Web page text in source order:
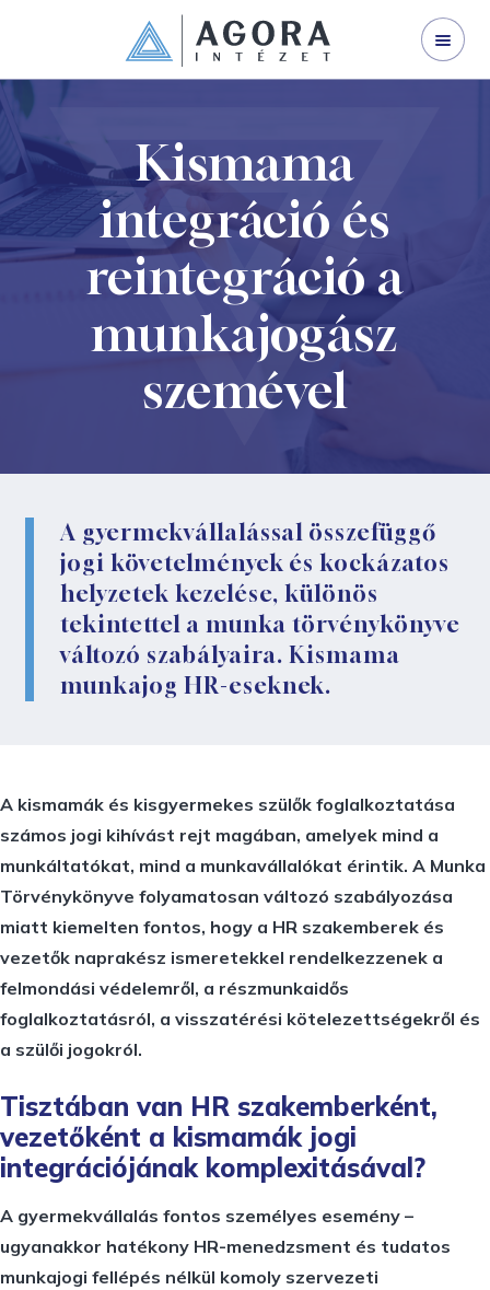
WEBINÁRJAINK
SZERVEZETFEJLESZTÉS
VEZETŐFEJLESZTÉS
VÁLLALATI TRÉNING
I LAND
NYÍLT KÉPZÉS
GINOP 3.2.1-21
Kismama
integráció és
reintegráció a
munkajogász
szemével
A gyermekvállalással összefüggő
jogi követelmények és kockázatos
helyzetek kezelése, különös
tekintettel a munka törvénykönyve
változó szabályaira. Kismama
munkajog HR-eseknek.
A kismamák és kisgyermekes szülők foglalkoztatása
számos jogi kihívást rejt magában, amelyek mind a
munkáltatókat, mind a munkavállalókat érintik. A Munka
Törvénykönyve folyamatosan változó szabályozása
miatt kiemelten fontos, hogy a HR szakemberek és
vezetők naprakész ismeretekkel rendelkezzenek a
felmondási védelemről, a részmunkaidős
foglalkoztatásról, a visszatérési kötelezettségekről és
a szülői jogokról.
Tisztában van HR szakemberként,
vezetőként a kismamák jogi
integrációjának komplexitásával?
A gyermekvállalás fontos személyes esemény –
ugyanakkor hatékony HR-menedzsment és tudatos
munkajogi fellépés nélkül komoly szervezeti